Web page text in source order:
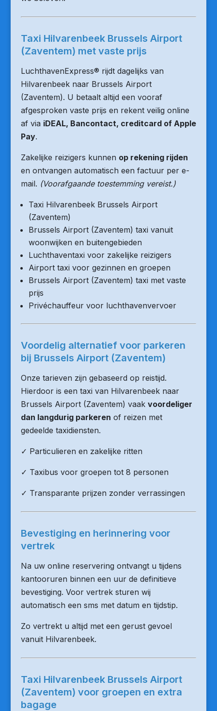
Taxi Hilvarenbeek Brussels Airport
(Zaventem) met vaste prijs
LuchthavenExpress® rijdt dagelijks van
Hilvarenbeek naar Brussels Airport
(Zaventem). U betaalt altijd een vooraf
afgesproken vaste prijs en rekent veilig online
af via iDEAL, Bancontact, creditcard of Apple
Pay.
Zakelijke reizigers kunnen op rekening rijden
en ontvangen automatisch een factuur per e-
mail. (Voorafgaande toestemming vereist.)
Taxi Hilvarenbeek Brussels Airport
(Zaventem)
Brussels Airport (Zaventem) taxi vanuit
woonwijken en buitengebieden
Luchthaventaxi voor zakelijke reizigers
Airport taxi voor gezinnen en groepen
Brussels Airport (Zaventem) taxi met vaste
prijs
Privéchauffeur voor luchthavenvervoer
Voordelig alternatief voor parkeren
bij Brussels Airport (Zaventem)
Onze tarieven zijn gebaseerd op reistijd.
Hierdoor is een taxi van Hilvarenbeek naar
Brussels Airport (Zaventem) vaak voordeliger
dan langdurig parkeren of reizen met
gedeelde taxidiensten.
✓ Particulieren en zakelijke ritten
✓ Taxibus voor groepen tot 8 personen
✓ Transparante prijzen zonder verrassingen
Bevestiging en herinnering voor
vertrek
Na uw online reservering ontvangt u tijdens
kantooruren binnen een uur de definitieve
bevestiging. Voor vertrek sturen wij
automatisch een sms met datum en tijdstip.
Zo vertrekt u altijd met een gerust gevoel
vanuit Hilvarenbeek.
Taxi Hilvarenbeek Brussels Airport
(Zaventem) voor groepen en extra
bagage